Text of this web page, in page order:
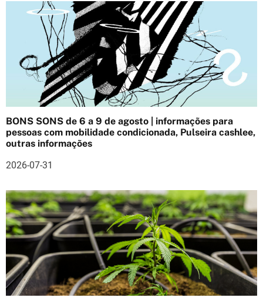
o
d
e
a
r
t
i
g
o
BONS SONS de 6 a 9 de agosto | informações para
pessoas com mobilidade condicionada, Pulseira cashlee,
outras informações
2026-07-31